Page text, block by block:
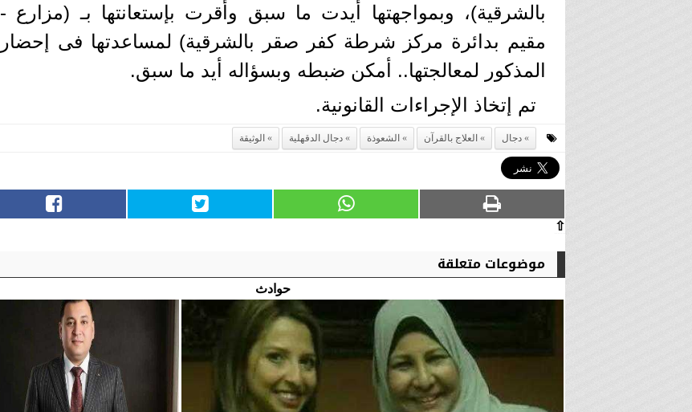
بالشرقية)، وبمواجهتها أيدت ما سبق وأقرت بإستعانتها بـ (مزارع -
مقيم بدائرة مركز شرطة كفر صقر بالشرقية) لمساعدتها فى إحضار
المذكور لمعالجتها.. أمكن ضبطه وبسؤاله أيد ما سبق.
تم إتخاذ الإجراءات القانونية.
دجال العلاج بالقرآن الشعوذة دجال الدقهلية الوثيقة
⇧
موضوعات متعلقة
حوادث